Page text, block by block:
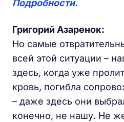
Подробности.
Григорий Азаренок:
Но самые
всей этой ситуации –
здесь, когда уже
кровь, погибла
– даже здесь они
конечно, не нашу. Не